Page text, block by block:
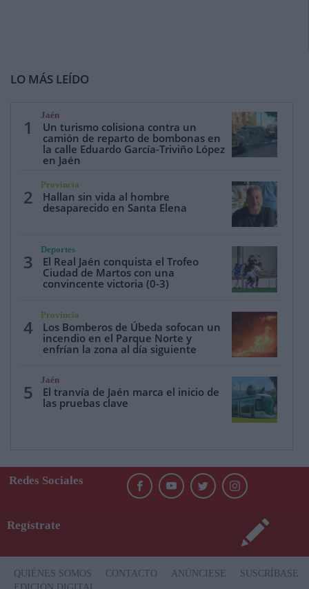
LO MÁS LEÍDO
1
Jaén
Un turismo colisiona contra un
camión de reparto de bombonas en
la calle Eduardo García-Triviño López
en Jaén
2
Provincia
Hallan sin vida al hombre
desaparecido en Santa Elena
3
Deportes
El Real Jaén conquista el Trofeo
Ciudad de Martos con una
convincente victoria (0-3)
4
Provincia
Los Bomberos de Úbeda sofocan un
incendio en el Parque Norte y
enfrían la zona al día siguiente
5
Jaén
El tranvía de Jaén marca el inicio de
las pruebas clave
Redes Sociales
Regístrate
QUIÉNES SOMOS CONTACTO ANÚNCIESE
SUSCRÍBASE